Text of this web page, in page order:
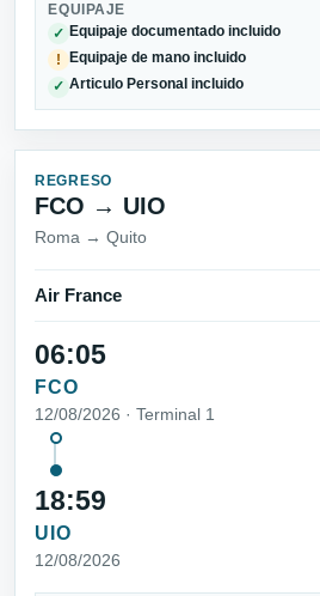
EQUIPAJE
✓ Equipaje documentado incluido
! Equipaje de mano incluido
✓ Articulo Personal incluido
REGRESO
FCO → UIO
Roma → Quito
Air France
06:05
FCO
12/08/2026 · Terminal 1
18:59
UIO
12/08/2026